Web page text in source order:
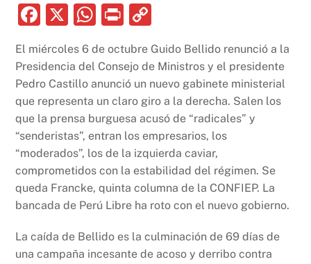
F
c
e
b
o
o
k
X
W
at
s
A
p
p
P
nt p
y
Li
n
k
El miércoles 6 de octubre Guido Bellido renunció a la
Presidencia del Consejo de Ministros y el presidente
Pedro Castillo anunció un nuevo gabinete ministerial
que representa un claro giro a la derecha. Salen los
que la prensa burguesa acusó de “radicales” y
“senderistas”, entran los empresarios, los
“moderados”, los de la izquierda caviar,
comprometidos con la estabilidad del régimen. Se
queda Francke, quinta columna de la CONFIEP. La
bancada de Perú Libre ha roto con el nuevo gobierno.
La caída de Bellido es la culminación de 69 días de
una campaña incesante de acoso y derribo contra